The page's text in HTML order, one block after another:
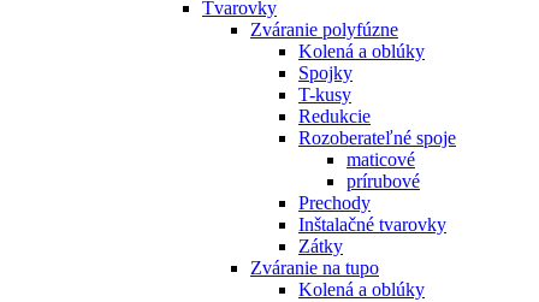
Tvarovky
Zváranie polyfúzne
Kolená a oblúky
Spojky
T-kusy
Redukcie
Rozoberateľné spoje
maticové
prírubové
Prechody
Inštalačné tvarovky
Zátky
Zváranie na tupo
Kolená a oblúky